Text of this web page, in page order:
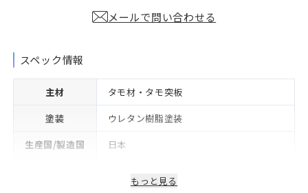
メールで問い合わせる
スペック情報
主材
タモ材・タモ突板
塗装
ウレタン樹脂塗装
生産国/製造国
日本
もっと見る